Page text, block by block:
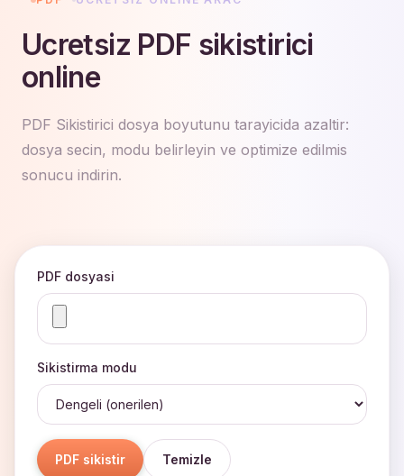
Ucretsiz PDF sikistirici
online
PDF Sikistirici dosya boyutunu tarayicida azaltir:
dosya secin, modu belirleyin ve optimize edilmis
sonucu indirin.
PDF dosyasi
Sikistirma modu
PDF sikistir Temizle